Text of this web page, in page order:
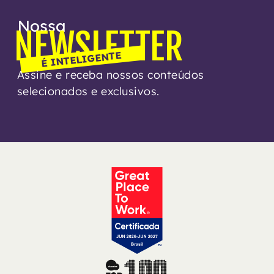
Nossa
NEWSLETTER
É INTELIGENTE
Assine e receba nossos conteúdos
selecionados e exclusivos.